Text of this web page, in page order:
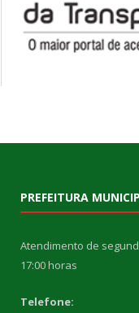
PREFEITURA
Atendimento de
17:00 horas
Telefone: